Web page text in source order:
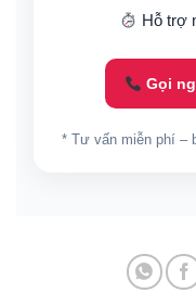
Hỗ trợ
Gọi
* Tư vấn miễn phí –